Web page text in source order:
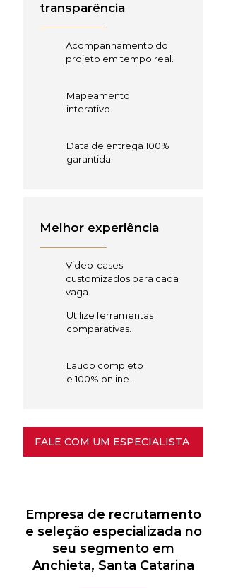
transparência
Acompanhamento do
projeto em tempo real.
Mapeamento
interativo.
Data de entrega 100%
garantida.
Melhor experiência
Video-cases
customizados para cada
vaga.
Utilize ferramentas
comparativas.
Laudo completo
e 100% online.
FALE COM UM ESPECIALISTA
Empresa de recrutamento
e seleção especializada no
seu segmento em
Anchieta, Santa Catarina